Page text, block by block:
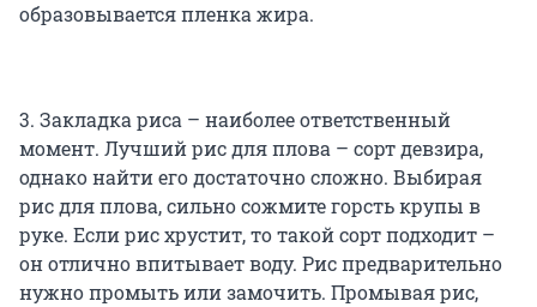
образовывается пленка жира.
3. Закладка риса – наиболее ответственный
момент. Лучший рис для плова – сорт девзира,
однако найти его достаточно сложно. Выбирая
рис для плова, сильно сожмите горсть крупы в
руке. Если рис хрустит, то такой сорт подходит –
он отлично впитывает воду. Рис предварительно
нужно промыть или замочить. Промывая рис,